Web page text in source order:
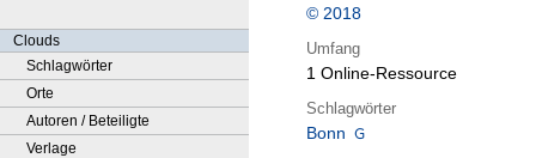
Clouds
Schlagwörter
Orte
Autoren / Beteiligte
Verlage
© 2018
Umfang
1 Online-Ressource
Schlagwörter
Bonn